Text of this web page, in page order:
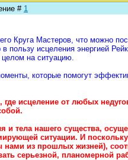
# 1
Круга Мастеров, что можно
пользу исцеления энергией
на ситуацию.
которые помогут
где исцеление от любых
и тела нашего существа,
ситуации. И
из прошлых жизней),
серьезной, планомерной